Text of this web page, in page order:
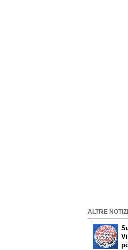
ALTRE